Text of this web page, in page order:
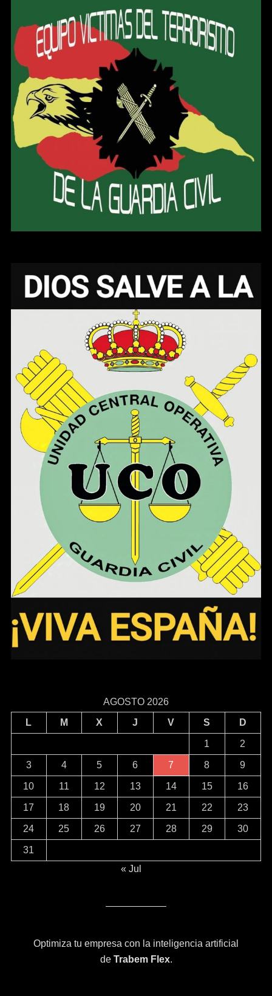
AGOSTO 2026
L
M X J V S D
1 2
3 4 5 6 7 8 9
10 11 12 13 14 15 16
17 18 19 20 21 22 23
24 25 26 27 28 29 30
31
« Jul
Optimiza tu empresa con la inteligencia artificial
de Trabem Flex.